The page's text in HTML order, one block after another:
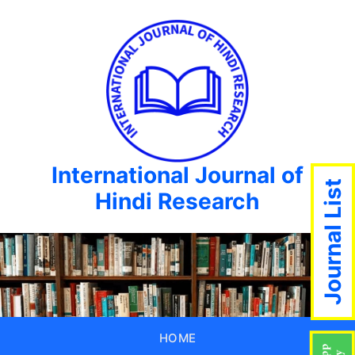
International Journal of
Hindi Research
HOME
Journal List